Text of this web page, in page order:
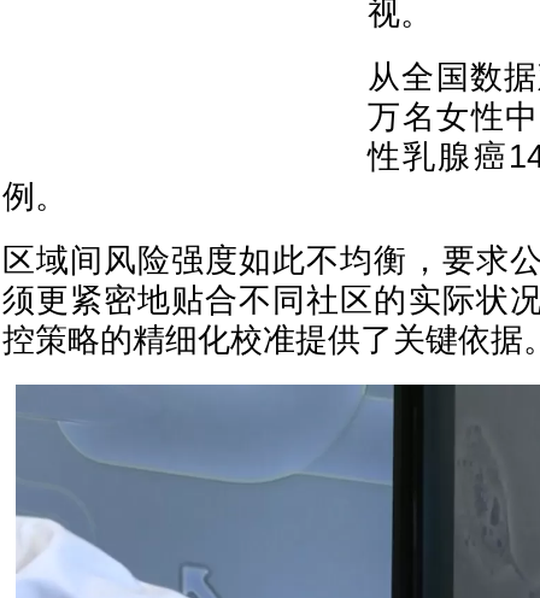
视。
从全国数
万名女性
性乳腺癌
例。
区域间风险强度如此不均衡，要求
须更紧密地贴合不同社区的实际状
控策略的精细化校准提供了关键依据